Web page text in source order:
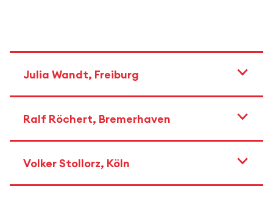
Julia Wandt, Freiburg
Ralf Röchert, Bremerhaven
Volker Stollorz, Köln